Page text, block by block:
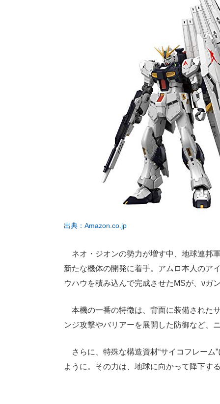
出典：Amazon.co.jp
ネオ・ジオンの勢力が増す中、地球連邦
新たな機体の開発に着手。アムロ本人のア
ウハウを積み込んで完成させたMSが、νガ
本機の一番の特徴は、背面に装備された
ンジ攻撃やバリアーを展開した防御など、
さらに、特殊な構造資材“サイコフレーム
ように。その力は、地球に向かって降下す